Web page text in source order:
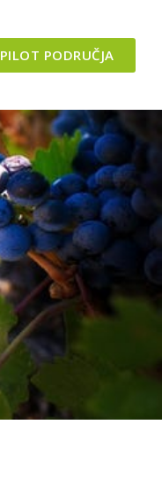
PILOT PODRUČJA